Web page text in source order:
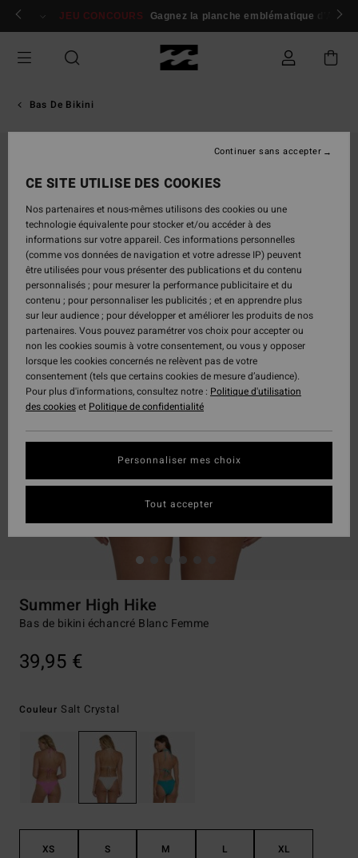
Passer
Se connecter / s'inscrire
JEU CONCOURS Gagnez la planche emblématique d'Andy
Bas De Bikini
Summer High Hike
Bas de bikini échancré Blanc Femme
39,95 €
Couleur Salt Crystal
XS S M L XL
CE SITE UTILISE DES COOKIES
Nos partenaires et nous-mêmes utilisons des cookies ou une
technologie équivalente pour stocker et/ou accéder à des
informations sur votre appareil. Ces informations personnelles
(comme vos données de navigation et votre adresse IP) peuvent
être utilisées pour vous présenter des publications et du contenu
personnalisés ; pour mesurer la performance publicitaire et du
contenu ; pour personnaliser les publicités ; et en apprendre plus
sur leur audience ; pour développer et améliorer les produits de nos
partenaires. Vous pouvez paramétrer vos choix pour accepter ou
non les cookies soumis à votre consentement, ou vous y opposer
lorsque les cookies concernés ne relèvent pas de votre
consentement (tels que certains cookies de mesure d’audience).
Pour plus d'informations, consultez notre : Politique d'utilisation
des cookieset Politique de confidentialité
Personnaliser mes choix
Continuer sans accepter
Tout accepter